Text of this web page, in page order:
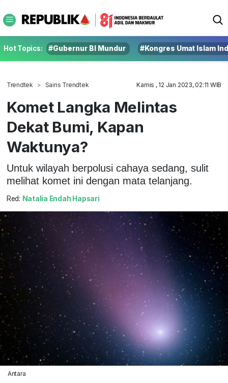
Hot Topics: #Gubernur BI Mundur #Kongres Umat Islam
Trendtek Sains Trendtek Kamis , 12 Jan 2023, 02:11 WIB
Komet Langka Melintas
Dekat Bumi, Kapan
Waktunya?
Untuk wilayah berpolusi cahaya sedang, sulit
melihat komet ini dengan mata telanjang.
Red: Natalia Endah Hapsari
Antara